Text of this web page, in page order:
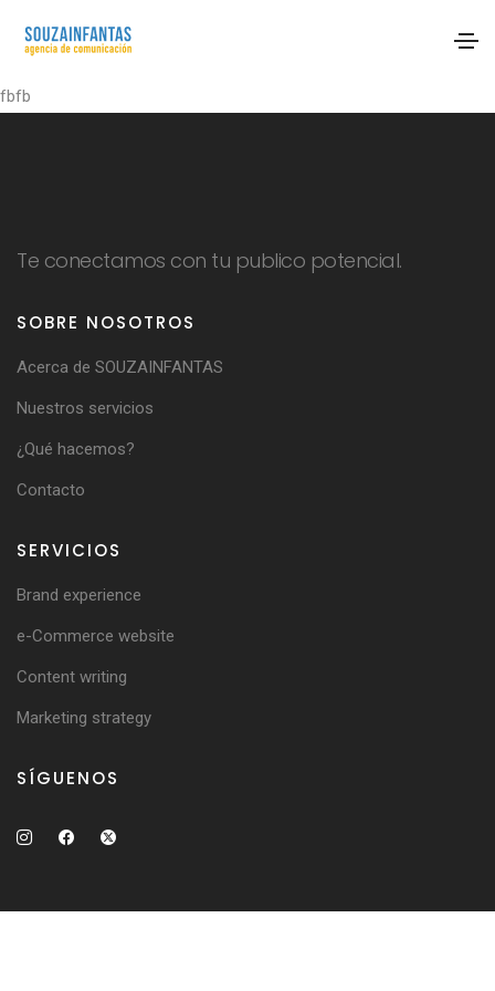
fbfb
Te conectamos con tu publico potencial.
SOBRE NOSOTROS
Acerca de SOUZAINFANTAS
Nuestros servicios
¿Qué hacemos?
Contacto
SERVICIOS
Brand experience
e-Commerce website
Content writing
Marketing strategy
SÍGUENOS